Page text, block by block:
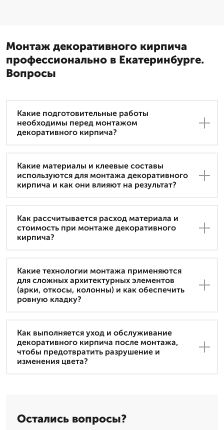
Монтаж декоративного кирпича
профессионально в Екатеринбурге.
Вопросы
Какие подготовительные работы
необходимы перед монтажом
декоративного кирпича?
Какие материалы и клеевые составы
используются для монтажа декоративного
кирпича и как они влияют на результат?
Как рассчитывается расход материала и
стоимость при монтаже декоративного
кирпича?
Какие технологии монтажа применяются
для сложных архитектурных элементов
(арки, откосы, колонны) и как обеспечить
ровную кладку?
Как выполняется уход и обслуживание
декоративного кирпича после монтажа,
чтобы предотвратить разрушение и
изменения цвета?
Остались вопросы?